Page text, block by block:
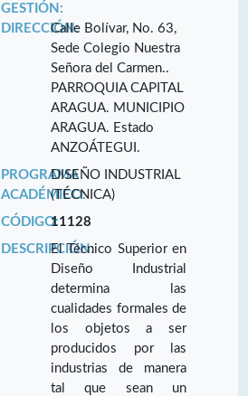
GESTIÓN:
DIRECCIÓN:Calle Bolívar, No. 63,
Sede Colegio Nuestra
Señora del Carmen..
PARROQUIA CAPITAL
ARAGUA. MUNICIPIO
ARAGUA. Estado
ANZOÁTEGUI.
PROGRAMA
ACADÉMICO:
DISEÑO INDUSTRIAL
(TÉCNICA)
CÓDIGO:11128
DESCRIPCIÓN:El Técnico Superior en
Diseño Industrial
determina las
cualidades formales de
los objetos a ser
producidos por las
industrias de manera
tal que sean un